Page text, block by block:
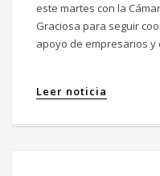
este martes con la
Graciosa para seguir
apoyo de empresarios
Leer noticia